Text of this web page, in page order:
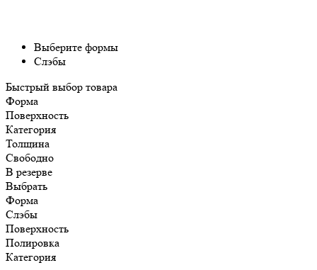
Выберите формы
Слэбы
Быстрый выбор товара
Форма
Поверхность
Категория
Толщина
Свободно
В резерве
Выбрать
Форма
Слэбы
Поверхность
Полировка
Категория